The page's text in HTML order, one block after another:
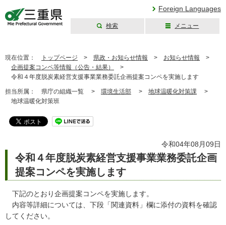
Foreign Languages
検索 メニュー
現在位置： トップページ > 県政・お知らせ情報 > お知らせ情報 >
企画提案コンペ等情報（公告・結果）
>
令和４年度脱炭素経営支援事業業務委託企画提案コンペを実施します
担当所属： 県庁の組織一覧 > 環境生活部 > 地球温暖化対策課 >
地球温暖化対策班
令和04年08月09日
令和４年度脱炭素経営支援事業業務委託企画
提案コンペを実施します
下記のとおり企画提案コンペを実施します。
内容等詳細については、下段「関連資料」欄に添付の資料を確認
してください。